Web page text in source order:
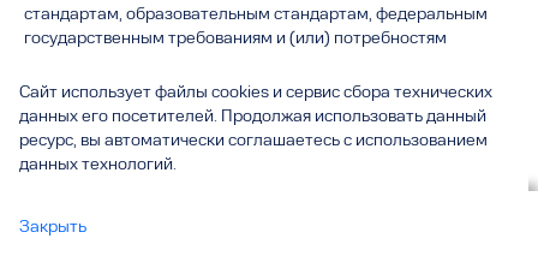
Вы смотрите
стандартам, образовательным стандартам, федеральным
государственным требованиям и (или) потребностям
осуществляется образовательная деятельность, в том числе
степень достижения планируемых результатов
образовательной программы».
Сайт использует файлы cookies и сервис сбора технических
данных его посетителей. Продолжая использовать данный
ресурс, вы автоматически соглашаетесь с использованием
данных технологий.
Закрыть